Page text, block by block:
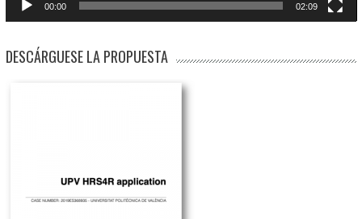
00:00 02:09
DESCÁRGUESE LA PROPUESTA